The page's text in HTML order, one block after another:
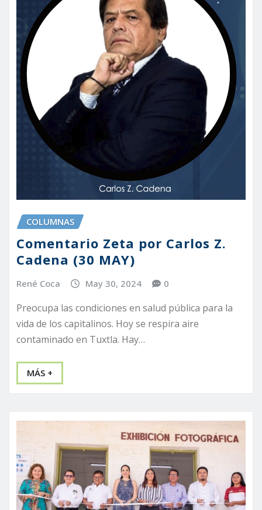
COLUMNAS
Comentario Zeta por Carlos Z.
Cadena (30 MAY)
René Coca May 30, 2024 0
Preocupa las condiciones en salud pública para la
vida de los capitalinos. Hoy se respira aire
contaminado en Tuxtla. Hay…
MÁS +